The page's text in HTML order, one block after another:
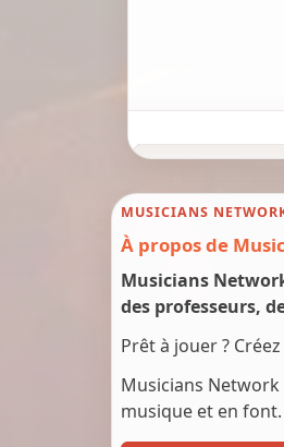
MUSICIANS
À propos de
Musicians
des professeurs,
Prêt à jouer ?
Musicians
musique et en font.